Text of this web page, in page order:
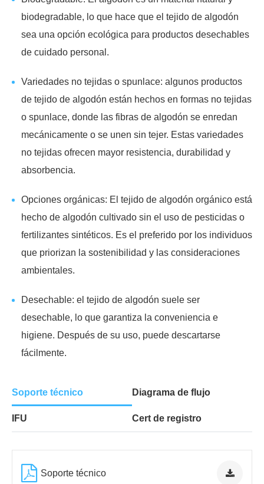
biodegradable, lo que hace que el tejido de algodón
sea una opción ecológica para productos desechables
de cuidado personal.
Variedades no tejidas o spunlace: algunos productos
de tejido de algodón están hechos en formas no tejidas
o spunlace, donde las fibras de algodón se enredan
mecánicamente o se unen sin tejer. Estas variedades
no tejidas ofrecen mayor resistencia, durabilidad y
absorbencia.
Opciones orgánicas: El tejido de algodón orgánico está
hecho de algodón cultivado sin el uso de pesticidas o
fertilizantes sintéticos. Es el preferido por los individuos
que priorizan la sostenibilidad y las consideraciones
ambientales.
Desechable: el tejido de algodón suele ser
desechable, lo que garantiza la conveniencia e
higiene. Después de su uso, puede descartarse
fácilmente.
Soporte técnico Diagrama de flujo
IFU Cert de registro
Soporte técnico